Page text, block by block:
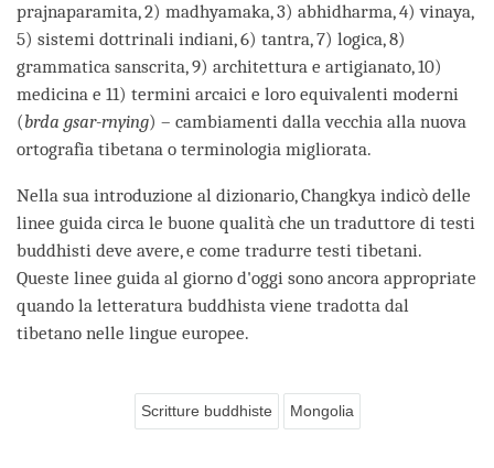
prajnaparamita, 2) madhyamaka, 3) abhidharma, 4) vinaya,
5) sistemi dottrinali indiani, 6) tantra, 7) logica, 8)
grammatica sanscrita, 9) architettura e artigianato, 10)
medicina e 11) termini arcaici e loro equivalenti moderni
(brda gsar-rnying) – cambiamenti dalla vecchia alla nuova
ortografia tibetana o terminologia migliorata.
Nella sua introduzione al dizionario, Changkya indicò delle
linee guida circa le buone qualità che un traduttore di testi
buddhisti deve avere, e come tradurre testi tibetani.
Queste linee guida al giorno d'oggi sono ancora appropriate
quando la letteratura buddhista viene tradotta dal
tibetano nelle lingue europee.
Scritture buddhiste Mongolia